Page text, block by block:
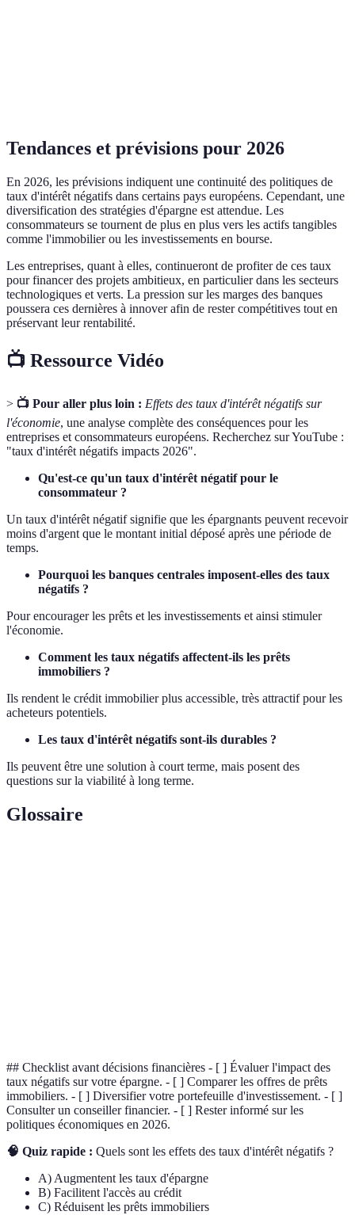
Tendances et prévisions pour 2026
En 2026, les prévisions indiquent une continuité des politiques de
taux d'intérêt négatifs dans certains pays européens. Cependant, une
diversification des stratégies d'épargne est attendue. Les
consommateurs se tournent de plus en plus vers les actifs tangibles
comme l'immobilier ou les investissements en bourse.
Les entreprises, quant à elles, continueront de profiter de ces taux
pour financer des projets ambitieux, en particulier dans les secteurs
technologiques et verts. La pression sur les marges des banques
poussera ces dernières à innover afin de rester compétitives tout en
préservant leur rentabilité.
📺 Ressource Vidéo
> 📺 Pour aller plus loin : Effets des taux d'intérêt négatifs sur
l'économie, une analyse complète des conséquences pour les
entreprises et consommateurs européens. Recherchez sur YouTube :
"taux d'intérêt négatifs impacts 2026".
Qu'est-ce qu'un taux d'intérêt négatif pour le
consommateur ?
Un taux d'intérêt négatif signifie que les épargnants peuvent recevoir
moins d'argent que le montant initial déposé après une période de
temps.
Pourquoi les banques centrales imposent-elles des taux
négatifs ?
Pour encourager les prêts et les investissements et ainsi stimuler
l'économie.
Comment les taux négatifs affectent-ils les prêts
immobiliers ?
Ils rendent le crédit immobilier plus accessible, très attractif pour les
acheteurs potentiels.
Les taux d'intérêt négatifs sont-ils durables ?
Ils peuvent être une solution à court terme, mais posent des
questions sur la viabilité à long terme.
Glossaire
## Checklist avant décisions financières - [ ] Évaluer l'impact des
taux négatifs sur votre épargne. - [ ] Comparer les offres de prêts
immobiliers. - [ ] Diversifier votre portefeuille d'investissement. - [ ]
Consulter un conseiller financier. - [ ] Rester informé sur les
politiques économiques en 2026.
🧠 Quiz rapide : Quels sont les effets des taux d'intérêt négatifs ?
A) Augmentent les taux d'épargne
B) Facilitent l'accès au crédit
C) Réduisent les prêts immobiliers